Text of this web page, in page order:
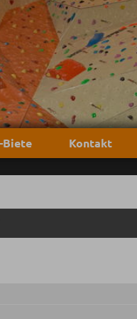
Biete Kontakt